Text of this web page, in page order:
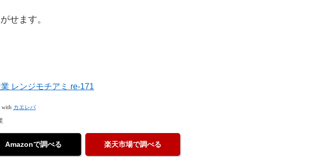
せます。
レンジモチアミ re-171
with カエレバ
Amazonで調べる 楽天市場で調べる